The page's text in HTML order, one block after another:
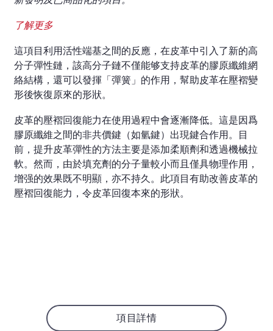
了解更多
這項目利用活性端基之間的反應，在皮革中引入了新的高
分子彈性鏈，該高分子鏈不僅能够支持皮革的膠原纖維網
絡結構，還可以發揮「彈簧」的作用，幫助皮革在壓褶變
形後恢復原來的形狀。
皮革的壓褶回復能力在使用過程中會逐漸降低。這是因爲
膠原纖維之間的非共價鍵（如氫鍵）出現鍵合作用。目
前，提升皮革彈性的方法主要是添加柔順劑和透過機械拉
軟。然而，由於填充劑的分子量較小而且僅具物理作用，
增强的效果既不明顯，亦不持久。此項目有助改善皮革的
壓褶回復能力，令皮革回復本來的形狀。
項目詳情